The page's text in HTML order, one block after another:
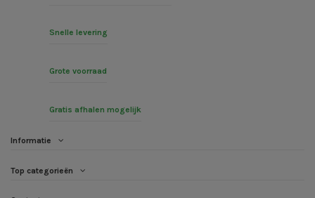
Snelle levering
Grote voorraad
Gratis afhalen mogelijk
Informatie
Top categorieën